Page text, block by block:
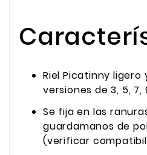
Riel Picatinny
versiones de 3, 5, 7,
Se fija en las
guardamanos de
(verificar